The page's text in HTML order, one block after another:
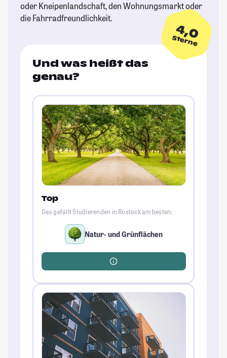
oder Kneipenlandschaft, den Wohnungsmarkt oder
die Fahrradfreundlichkeit.
4,0
Sterne
Und was heißt das
genau?
Top
Das gefällt Studierenden in Rostock am besten:
Natur- und Grünflächen